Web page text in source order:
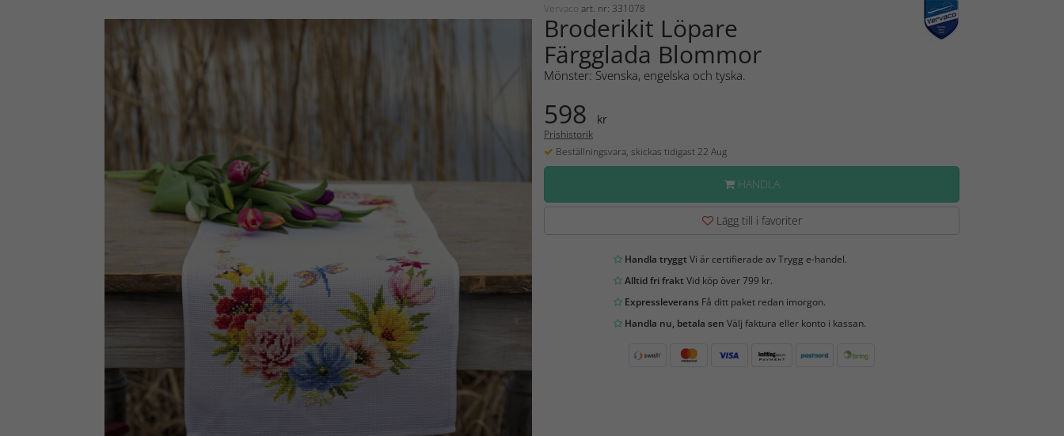
Vervaco art. nr: 331078
Broderikit Löpare
Färgglada Blommor
Mönster: Svenska, engelska och tyska.
598 kr
Prishistorik
Beställningsvara, skickas tidigast 22 Aug
HANDLA
Lägg till i favoriter
Handla tryggtVi är certifierade av Trygg e-handel.
Alltid fri fraktVid köp över 799 kr.
ExpressleveransFå ditt paket redan imorgon.
Handla nu, betala sen Välj faktura eller konto i kassan.